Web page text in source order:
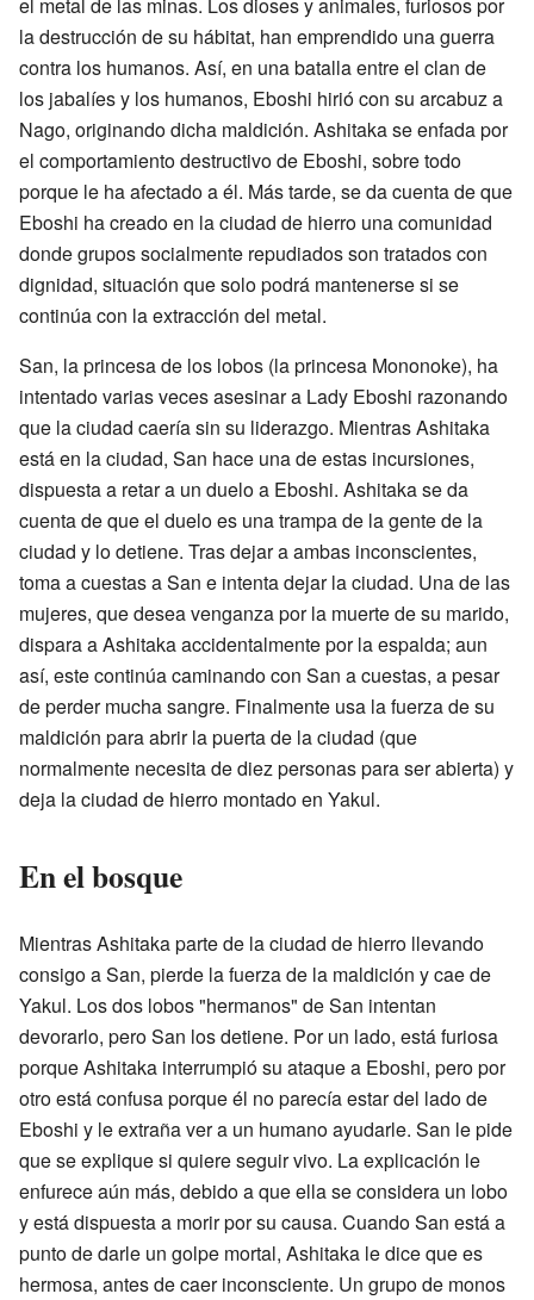
el metal de las minas. Los dioses y animales, furiosos por
la destrucción de su hábitat, han emprendido una guerra
contra los humanos. Así, en una batalla entre el clan de
los jabalíes y los humanos, Eboshi hirió con su arcabuz a
Nago, originando dicha maldición. Ashitaka se enfada por
el comportamiento destructivo de Eboshi, sobre todo
porque le ha afectado a él. Más tarde, se da cuenta de que
Eboshi ha creado en la ciudad de hierro una comunidad
donde grupos socialmente repudiados son tratados con
dignidad, situación que solo podrá mantenerse si se
continúa con la extracción del metal.
San, la princesa de los lobos (la princesa Mononoke), ha
intentado varias veces asesinar a Lady Eboshi razonando
que la ciudad caería sin su liderazgo. Mientras Ashitaka
está en la ciudad, San hace una de estas incursiones,
dispuesta a retar a un duelo a Eboshi. Ashitaka se da
cuenta de que el duelo es una trampa de la gente de la
ciudad y lo detiene. Tras dejar a ambas inconscientes,
toma a cuestas a San e intenta dejar la ciudad. Una de las
mujeres, que desea venganza por la muerte de su marido,
dispara a Ashitaka accidentalmente por la espalda; aun
así, este continúa caminando con San a cuestas, a pesar
de perder mucha sangre. Finalmente usa la fuerza de su
maldición para abrir la puerta de la ciudad (que
normalmente necesita de diez personas para ser abierta) y
deja la ciudad de hierro montado en Yakul.
En el bosque
Mientras Ashitaka parte de la ciudad de hierro llevando
consigo a San, pierde la fuerza de la maldición y cae de
Yakul. Los dos lobos "hermanos" de San intentan
devorarlo, pero San los detiene. Por un lado, está furiosa
porque Ashitaka interrumpió su ataque a Eboshi, pero por
otro está confusa porque él no parecía estar del lado de
Eboshi y le extraña ver a un humano ayudarle. San le pide
que se explique si quiere seguir vivo. La explicación le
enfurece aún más, debido a que ella se considera un lobo
y está dispuesta a morir por su causa. Cuando San está a
punto de darle un golpe mortal, Ashitaka le dice que es
hermosa, antes de caer inconsciente. Un grupo de monos